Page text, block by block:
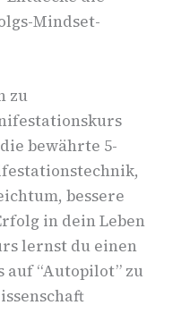
Mindset-
zu
bewährte 5-
bessere
in dein Leben
lernst du einen
auf “Autopilot” zu